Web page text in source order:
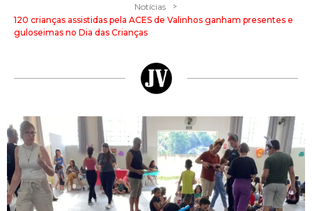
Notícias >
120 crianças assistidas pela ACES de Valinhos ganham presentes e
guloseimas no Dia das Crianças